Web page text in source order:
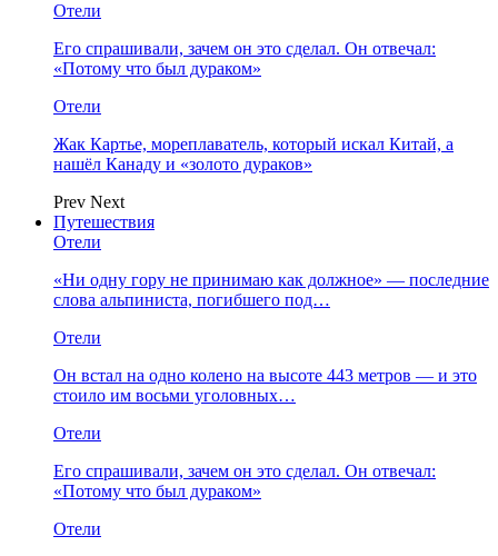
Отели
Его спрашивали, зачем он это сделал. Он отвечал:
«Потому что был дураком»
Отели
Жак Картье, мореплаватель, который искал Китай, а
нашёл Канаду и «золото дураков»
Prev Next
Путешествия
Отели
«Ни одну гору не принимаю как должное» — последние
слова альпиниста, погибшего под…
Отели
Он встал на одно колено на высоте 443 метров — и это
стоило им восьми уголовных…
Отели
Его спрашивали, зачем он это сделал. Он отвечал:
«Потому что был дураком»
Отели